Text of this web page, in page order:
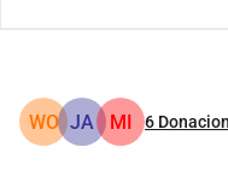
WO JA MI 6